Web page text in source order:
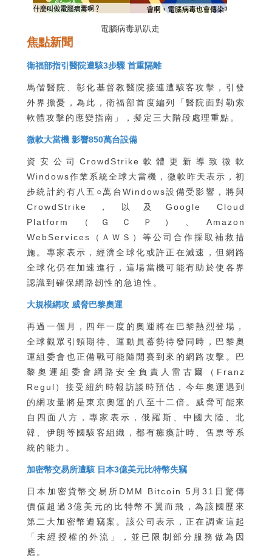
電腦病毒趴趴走
焦點新聞
衛福部指引醫院遭駭3步驟 首重隔離
馬偕醫院、彰化基督教醫院接連遭駭客攻擊，引發
外界擔憂，為此，衛福部首度編列「醫院面對勒索
軟體攻擊的應變指南」，擬定三大階段處理重點。
微軟大當機 影響850萬台設備
資安公司CrowdStrike軟體更新導致微軟
Windows作業系統全球大當機，微軟昨天表示，初
步統計約有八五○萬台Windows設備受影響，將與
CrowdStrike，以及Google Cloud
Platform（ＧＣＰ）、Amazon
WebServices（ＡＷＳ）等公司合作採取補救措
施。專家表示，經濟全球化或許正在減速，但網路
全球化仍在加速進行，這場當機可能有助於使各界
認識到確保網路韌性的急迫性。
大規模網攻 威脅巴黎奧運
再過一個月，四年一度的奧運將在巴黎熱烈登場，
全球觀眾引頸期待、運動員蓄勢待發同時，巴黎奧
運組委會也正備戰可能隨開賽到來的網路攻擊。巴
黎奧運組委會網路安全負責人雷古爾（Franz
Regul）接受紐約時報訪談時預估，今年奧運遇到
的網攻量將是東京奧運的八至十二倍。威脅可能來
自四面八方，專家表示，俄羅斯、中國大陸、北
韓、伊朗等國駭客組織，都有癱瘓計時、售票等系
統的能力。
加密幣交易所遭駭 日本3億美元比特幣失竊
日本加密貨幣交易所DMM Bitcoin 5月31日驚傳
價值超過3億美元的比特幣不翼而飛，為該國歷來
第二大加密幣遭竊案。該公司表示，正在調查這起
「未經授權的外流」，並已限制部分服務做為因
應。